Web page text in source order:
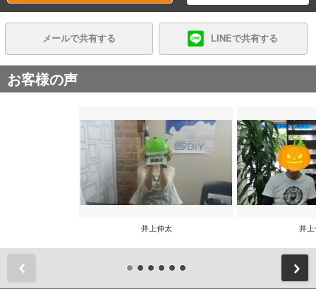
メールで共有する LINEで共有する
お客様の声
井上伸太 井上